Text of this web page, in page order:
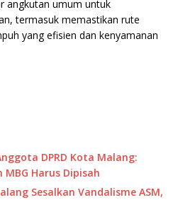
angkutan umum untuk
termasuk memastikan rute
yang efisien dan kenyamanan
DPRD Kota Malang:
Harus Dipisah
Sesalkan Vandalisme ASM,